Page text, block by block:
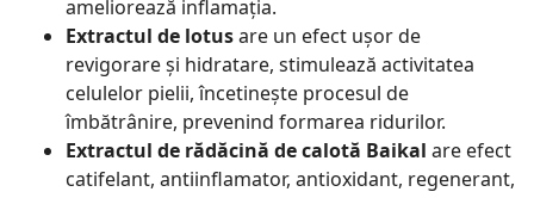
ameliorează inflamația.
Extractul de lotusare un efect ușor de
revigorare și hidratare, stimulează activitatea
celulelor pielii, încetinește procesul de
îmbătrânire, prevenind formarea ridurilor.
Extractul de rădăcină de calotă Baikal are efect
catifelant, antiinflamator, antioxidant, regenerant,